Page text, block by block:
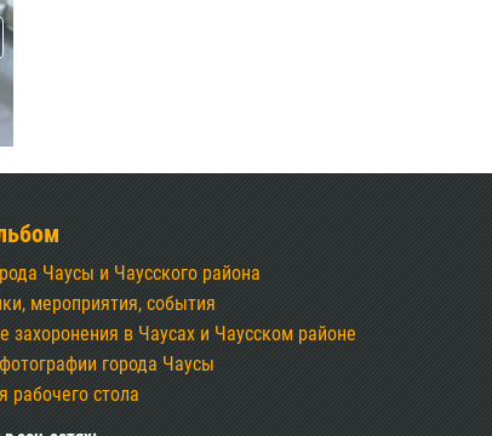
Чаусы и Чаусского района
мероприятия, события
захоронения в Чаусах и Чаусском районе
города Чаусы
рабочего стола